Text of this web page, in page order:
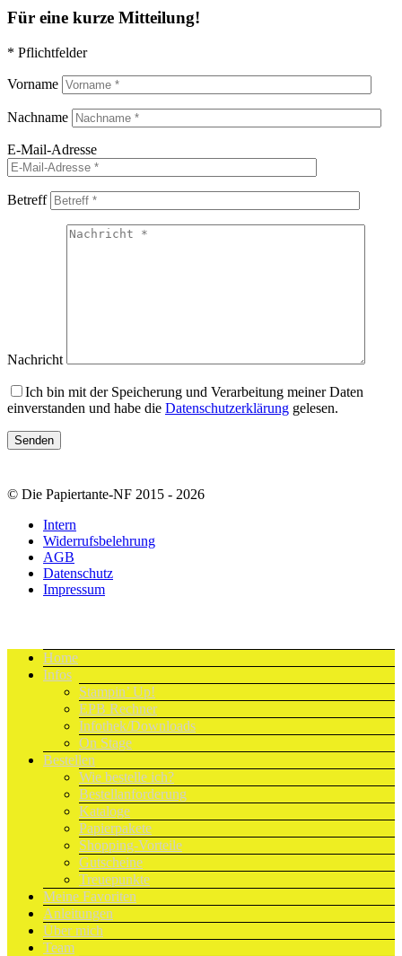
Für eine kurze Mitteilung!
* Pflichtfelder
Vorname
Nachname
E-Mail-Adresse
Betreff
Nachricht
Ich bin mit der Speicherung und Verarbeitung meiner Daten
einverstanden und habe die Datenschutzerklärung gelesen.
© Die Papiertante-NF 2015 - 2026
Intern
Widerrufsbelehrung
AGB
Datenschutz
Impressum
Home
Infos
Stampin’ Up!
EPB Rechner
Infothek/Downloads
On Stage
Bestellen
Wie bestelle ich?
Bestellanforderung
Kataloge
Papierpakete
Shopping-Vorteile
Gutscheine
Treuepunkte
Meine Favoriten
Anleitungen
Über mich
Team